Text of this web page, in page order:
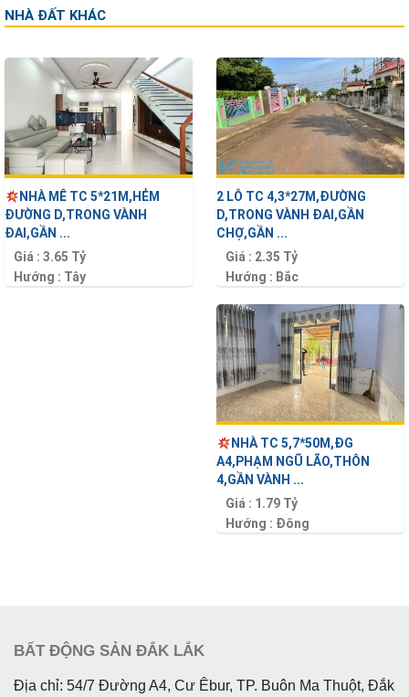
NHÀ ĐẤT KHÁC
2 LÔ TC 4,3*27M,ĐƯỜNG
D,TRONG VÀNH ĐAI,GẦN
CHỢ,GẦN ...
Giá : 2.35 Tỷ
Hướng : Bắc
NHÀ MÊ TC 5*21M,HẺM
ĐƯỜNG D,TRONG VÀNH
ĐAI,GẦN ...
Giá : 3.65 Tỷ
Hướng : Tây
NHÀ TC 5,7*50M,ĐG
A4,PHẠM NGŨ LÃO,THÔN
4,GẦN VÀNH ...
Giá : 1.79 Tỷ
Hướng : Đông
BẤT ĐỘNG SẢN ĐẮK LẮK
Địa chỉ: 54/7 Đường A4, Cư Êbur, TP. Buôn Ma Thuột, Đắk